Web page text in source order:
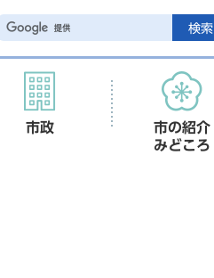
検索
市政
市の紹介
みどころ